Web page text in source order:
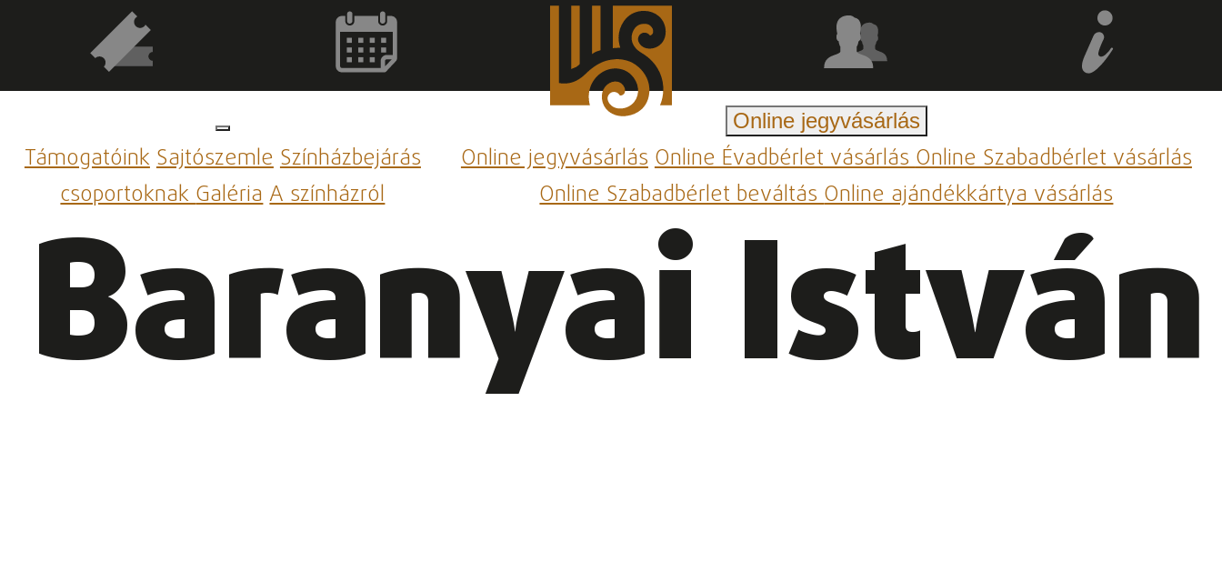
TámogatóinkSajtószemleSzínházbejárás
csoportoknakGalériaA színházról
Online jegyvásárlás
Online jegyvásárlásOnline Évadbérlet vásárlásOnline Szabadbérlet vásárlás
Online Szabadbérlet beváltásOnline ajándékkártya vásárlás
Baranyai István